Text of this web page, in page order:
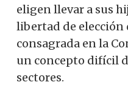
eligen llevar a sus
libertad de elección
consagrada en la
un concepto difícil
sectores.